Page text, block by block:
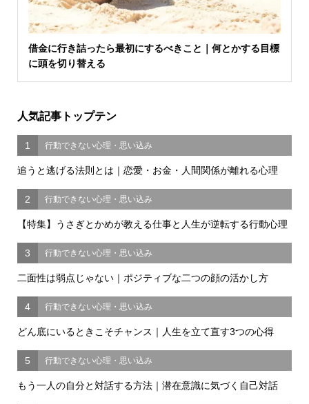
借金に行き詰ったら最初にするべきこと｜何とかする目標
に頭を切り替える
人気記事トップテン
1 行動できない心理・思い込み
追うと逃げる法則とは｜恋愛・お金・人間関係が離れる心理
2 行動できない心理・思い込み
【特集】うさぎとかめが教える仕事と人生が逆転する行動心理
3 行動できない心理・思い込み
二面性は弱点じゃない｜ポジティブな二つの顔の活かし方
4 行動できない心理・思い込み
どん底にいるときこそチャンス｜人生を立て直す3つの心得
5 行動できない心理・思い込み
もう一人の自分と対話する方法｜潜在意識に気づく自己対話